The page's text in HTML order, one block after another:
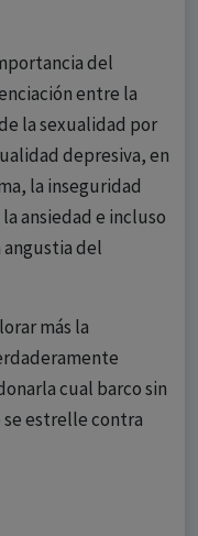
del
entre la
la sexualidad por
depresiva, en
la inseguridad
ansiedad e incluso
angustia del
más la
cual barco sin
se estrelle contra